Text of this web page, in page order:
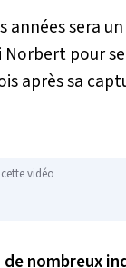
années sera
pour
après sa
vidéo
nombreux